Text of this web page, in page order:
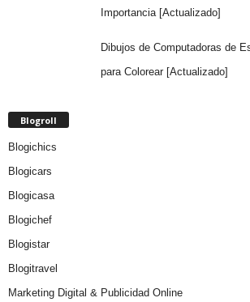
Importancia [Actualizado]
Dibujos de Computadoras de
para Colorear [Actualizado]
Blogroll
Blogichics
Blogicars
Blogicasa
Blogichef
Blogistar
Blogitravel
Marketing Digital & Publicidad Online